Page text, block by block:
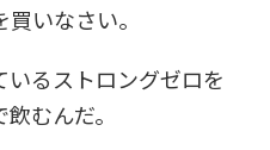
いなさい。
るストロングゼロを
むんだ。